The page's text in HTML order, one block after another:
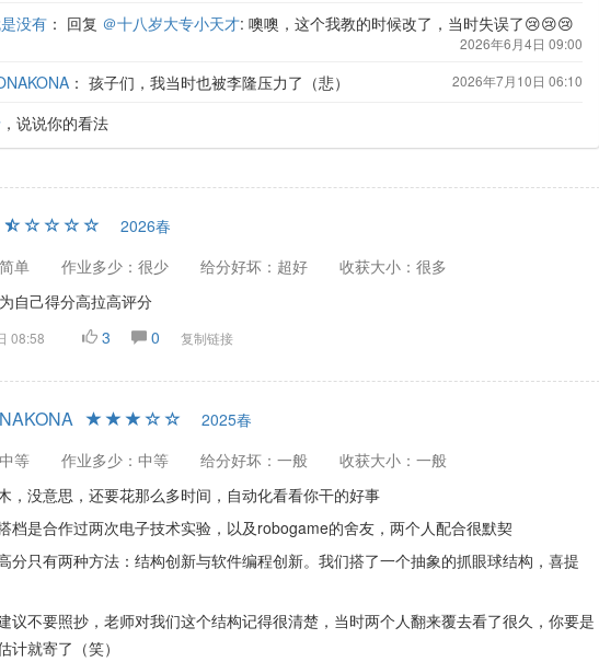
没有： 回复 ＠十八岁大专小天才: 噢噢，这个我教的时候改了，当时失误了😢😢😢
2026年6月4日 09:00
： 孩子们，我当时也被李隆压力了（悲） 2026年7月10日 06:10
，说说你的看法
2026春
单
作业多少：很少 给分好坏：超好
收获大小：很多
自己得分高拉高评分
08:58 3 0 复制链接
2025春
等
作业多少：中等 给分好坏：一般
收获大小：一般
，没意思，还要花那么多时间，自动化看看你干的好事
档是合作过两次电子技术实验，以及robogame的舍友，两个人配合很默契
分只有两种方法：结构创新与软件编程创新。我们搭了一个抽象的抓眼球结构，喜提
议不要照抄，老师对我们这个结构记得很清楚，当时两个人翻来覆去看了很久，你要是
计就寄了（笑）